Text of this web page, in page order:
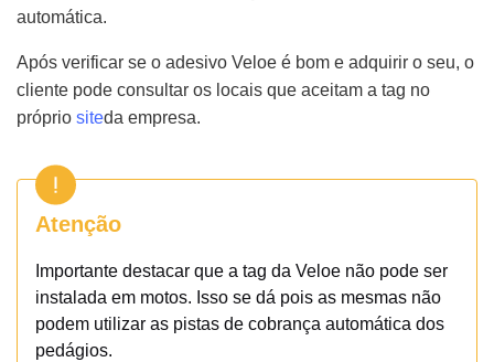
automática.
Após verificar se o adesivo Veloe é bom e adquirir o seu, o
cliente pode consultar os locais que aceitam a tag no
próprio siteda empresa.
Atenção
Importante destacar que a tag da Veloe não pode ser
instalada em motos. Isso se dá pois as mesmas não
podem utilizar as pistas de cobrança automática dos
pedágios.